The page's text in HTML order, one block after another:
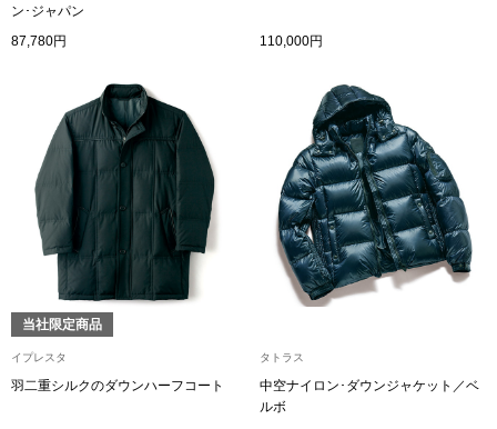
アクセサリー
ン雑貨
スーツケース
その他
シューズ
ン･ジャパン
87,780円
110,000円
当社限定商品
イプレスタ
羽二重シルクのダウンハーフコート
タトラス
中空ナイロン･ダウンジャケット／ベ
ルボ